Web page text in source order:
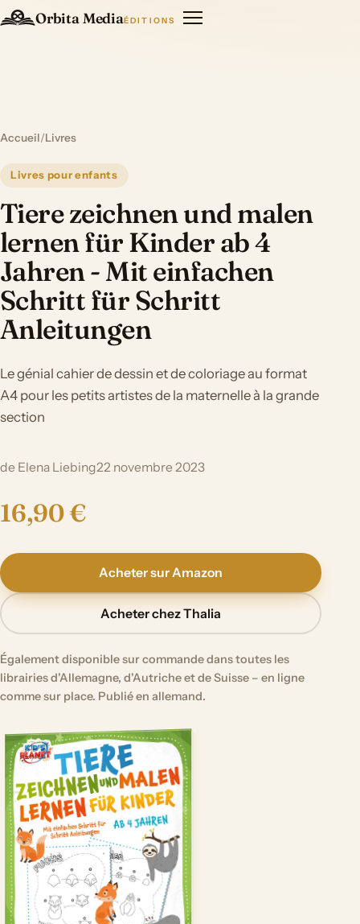
Orbita MediaÉDITIONS
Accueil/Livres
Livres pour enfants
Tiere zeichnen und malen
lernen für Kinder ab 4
Jahren - Mit einfachen
Schritt für Schritt
Anleitungen
Le génial cahier de dessin et de coloriage au format
A4 pour les petits artistes de la maternelle à la grande
section
de Elena Liebing22 novembre 2023
16,90 €
Acheter sur Amazon
Acheter chez Thalia
Également disponible sur commande dans toutes les
librairies d'Allemagne, d'Autriche et de Suisse – en ligne
comme sur place. Publié en allemand.